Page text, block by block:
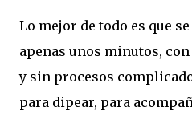
Lo mejor de todo es que
apenas unos minutos,
y sin procesos
para dipear, para